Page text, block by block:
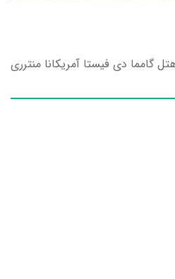
گامما دی فیستا آمریکانا منترری